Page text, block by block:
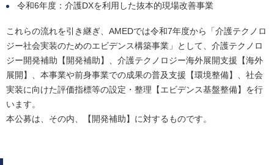
令和6年度：介護DXを利用した抜本的現場改善事業
これらの流れを引き継ぎ、AMEDでは令和7年度から「介護テクノロ
ジー社会実装のためのエビデンス構築事業」として、介護テクノロ
ジー開発補助【開発補助】、介護テクノロジー海外展開支援【海外
展開】、本事業や前身事業での成果の普及支援【環境整備】、社会
実装に向けた評価指標等の設定・整理【エビデンス基盤整備】を行
います。
本公募は、その内、【開発補助】に対するものです。